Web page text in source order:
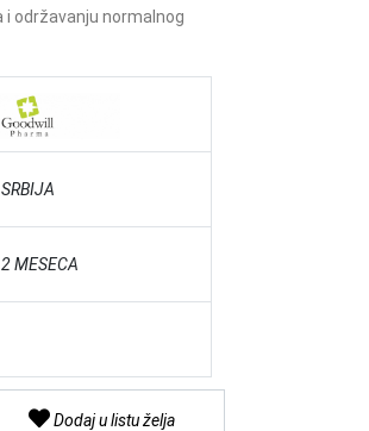
i održavanju normalnog
SRBIJA
MESECA
Dodaj u listu želja